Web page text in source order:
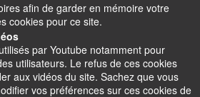
afin de garder en mémoire votre
cookies pour ce site.
par Youtube notamment pour
utilisateurs. Le refus de ces cookies
aux vidéos du site. Sachez que vous
vos préférences sur ces cookies de